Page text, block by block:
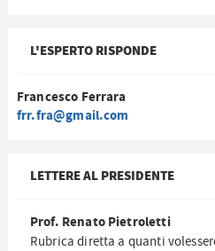
L'ESPERTO RISPONDE
Francesco Ferrara
frr.fra@gmail.com
LETTERE AL PRESIDENTE
Prof. Renato Pietroletti
Rubrica diretta a quanti